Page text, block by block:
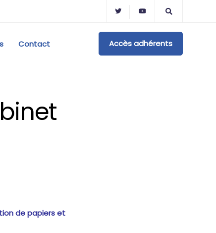
Contact Accès adhérents
de papiers et